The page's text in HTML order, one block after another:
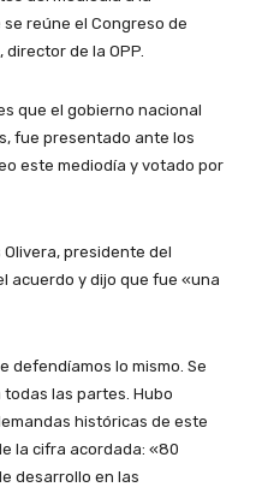
reúne el Congreso de
de la OPP.
que el gobierno nacional
fue presentado ante los
este mediodía y votado por
presidente del
acuerdo y dijo que fue «una
defendíamos lo mismo. Se
las partes. Hubo
históricas de este
la cifra acordada: «80
desarrollo en las